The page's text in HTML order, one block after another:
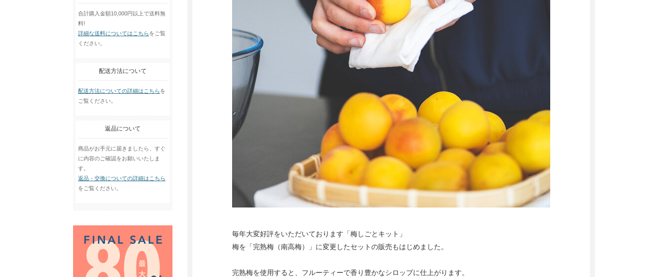
合計購入金額10,000円以上で送料無
料!
詳細な送料についてはこちらをご覧
ください。
配送方法について
配送方法についての詳細はこちらを
ご覧ください。
返品について
商品がお手元に届きましたら、すぐ
に内容のご確認をお願いいたしま
す。
返品・交換についての詳細はこちら
をご覧ください。
毎年大変好評をいただいております「梅しごとキット」
梅を「完熟梅（南高梅）」に変更したセットの販売もはじめました。
完熟梅を使用すると、フルーティーで香り豊かなシロップに仕上がります。